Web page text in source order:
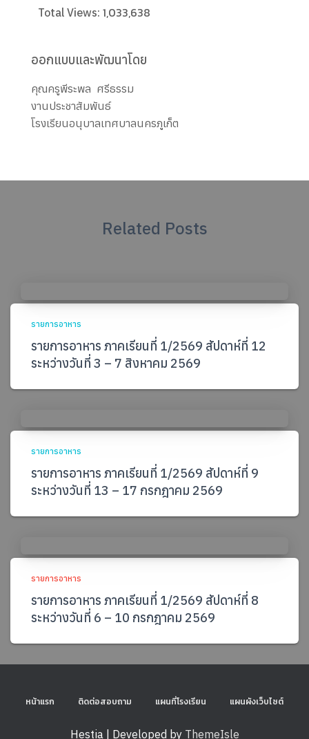
Total Views: 1,033,638
ออกแบบและพัฒนาโดย
คุณครูพีระพล ศรีธรรม
งานประชาสัมพันธ์
โรงเรียนอนุบาลเทศบาลนครภูเก็ต
Related Posts
รายการอาหาร
รายการอาหาร ภาคเรียนที่ 1/2569 สัปดาห์ที่ 12
ระหว่างวันที่ 3 – 7 สิงหาคม 2569
รายการอาหาร
รายการอาหาร ภาคเรียนที่ 1/2569 สัปดาห์ที่ 9
ระหว่างวันที่ 13 – 17 กรกฎาคม 2569
รายการอาหาร
รายการอาหาร ภาคเรียนที่ 1/2569 สัปดาห์ที่ 8
ระหว่างวันที่ 6 – 10 กรกฎาคม 2569
หน้าแรก ติดต่อสอบถาม แผนที่โรงเรียน แผนผังเว็บไซต์
Hestia | Developed by ThemeIsle